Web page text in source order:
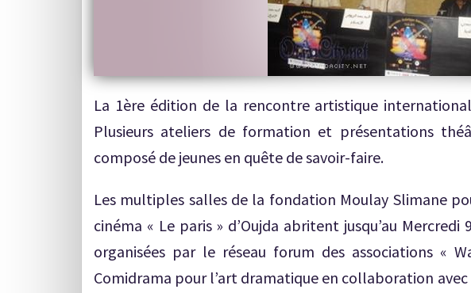
La 1ère édition de la rencontre artistique
Plusieurs ateliers de formation et présentations
composé de jeunes en quête de savoir-faire.
Les multiples salles de la fondation Moulay Slimane
cinéma « Le paris » d’Oujda abritent jusqu’au
organisées par le réseau forum des associations «
Comidrama pour l’art dramatique en collaboration